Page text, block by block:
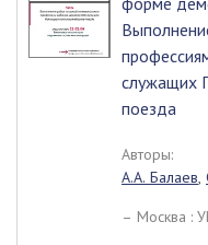
служащих
поезда
Авторы:
А.А. Балаев,
– Москва :